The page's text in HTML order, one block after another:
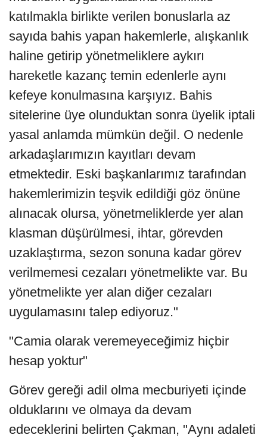
katılmakla birlikte verilen bonuslarla az
sayıda bahis yapan hakemlerle, alışkanlık
haline getirip yönetmeliklere aykırı
hareketle kazanç temin edenlerle aynı
kefeye konulmasına karşıyız. Bahis
sitelerine üye olunduktan sonra üyelik iptali
yasal anlamda mümkün değil. O nedenle
arkadaşlarımızın kayıtları devam
etmektedir. Eski başkanlarımız tarafından
hakemlerimizin teşvik edildiği göz önüne
alınacak olursa, yönetmeliklerde yer alan
klasman düşürülmesi, ihtar, görevden
uzaklaştırma, sezon sonuna kadar görev
verilmemesi cezaları yönetmelikte var. Bu
yönetmelikte yer alan diğer cezaları
uygulamasını talep ediyoruz."
"Camia olarak veremeyeceğimiz hiçbir
hesap yoktur"
Görev gereği adil olma mecburiyeti içinde
olduklarını ve olmaya da devam
edeceklerini belirten Çakman, "Aynı adaleti